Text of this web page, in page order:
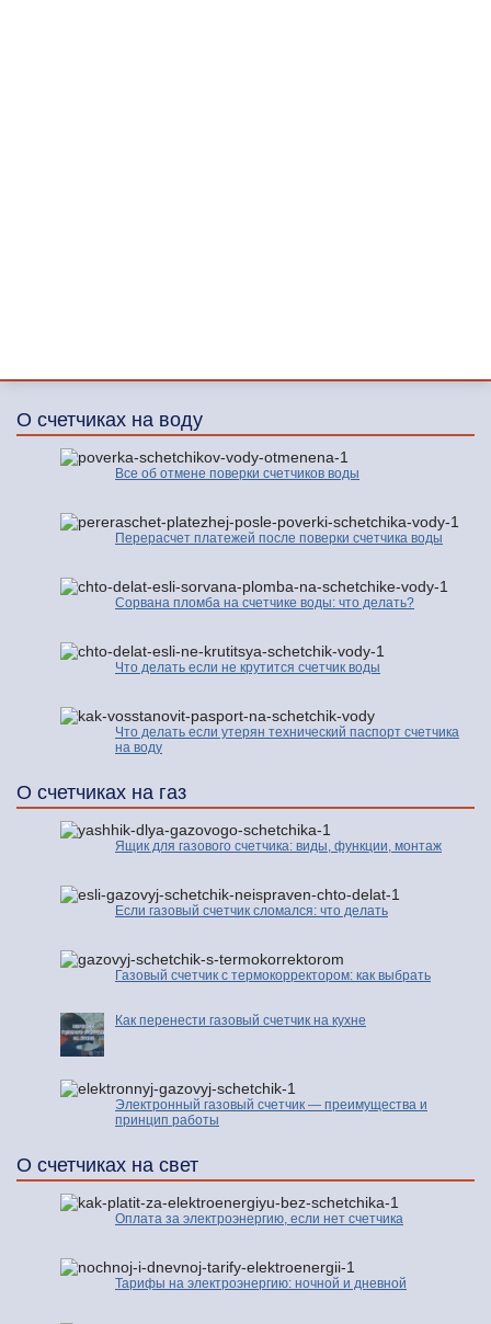
О счетчиках на воду
Все об отмене поверки счетчиков воды
Перерасчет платежей после поверки счетчика воды
Сорвана пломба на счетчике воды: что делать?
Что делать если не крутится счетчик воды
Что делать если утерян технический паспорт счетчика
на воду
О счетчиках на газ
Ящик для газового счетчика: виды, функции, монтаж
Если газовый счетчик сломался: что делать
Газовый счетчик с термокорректором: как выбрать
Как перенести газовый счетчик на кухне
Электронный газовый счетчик — преимущества и
принцип работы
О счетчиках на свет
Оплата за электроэнергию, если нет счетчика
Тарифы на электроэнергию: ночной и дневной